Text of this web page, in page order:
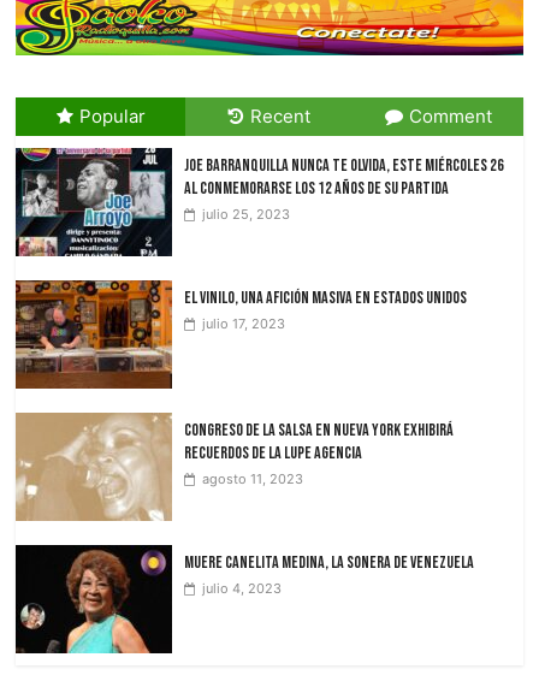
Popular Recent Comment
JOE Barranquilla nunca te olvida, Este miércoles 26
al conmemorarse los 12 años de su partida
julio 25, 2023
El vinilo, una afición masiva en Estados Unidos
julio 17, 2023
Congreso de la Salsa en Nueva York exhibirá
recuerdos de La Lupe Agencia
agosto 11, 2023
Muere Canelita Medina, la sonera de Venezuela
julio 4, 2023